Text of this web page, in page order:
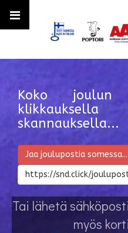
Koko joulun
skannauksella...
Jaa joulupostia somessa...
https://snd.click/
Tai lähetä
myös